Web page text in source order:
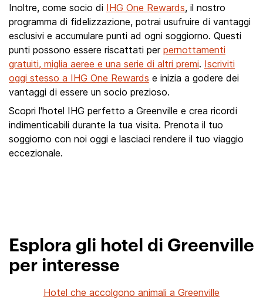
Inoltre, come socio di IHG One Rewards, il nostro
programma di fidelizzazione, potrai usufruire di vantaggi
esclusivi e accumulare punti ad ogni soggiorno. Questi
punti possono essere riscattati per pernottamenti
gratuiti, miglia aeree e una serie di altri premi. Iscriviti
oggi stesso a IHG One Rewards e inizia a godere dei
vantaggi di essere un socio prezioso.
Scopri l'hotel IHG perfetto a Greenville e crea ricordi
indimenticabili durante la tua visita. Prenota il tuo
soggiorno con noi oggi e lasciaci rendere il tuo viaggio
eccezionale.
Esplora gli hotel di Greenville
per interesse
Hotel che accolgono animali a Greenville